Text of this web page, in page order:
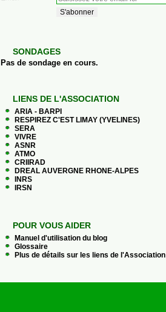
SONDAGES
Pas de sondage en cours.
LIENS DE L'ASSOCIATION
ARIA - BARPI
RESPIREZ C'EST LIMAY (YVELINES)
SERA
VIVRE
ASNR
ATMO
CRIIRAD
DREAL AUVERGNE RHONE-ALPES
INRS
IRSN
POUR VOUS AIDER
Manuel d'utilisation du blog
Glossaire
Plus de détails sur les liens de l'Association